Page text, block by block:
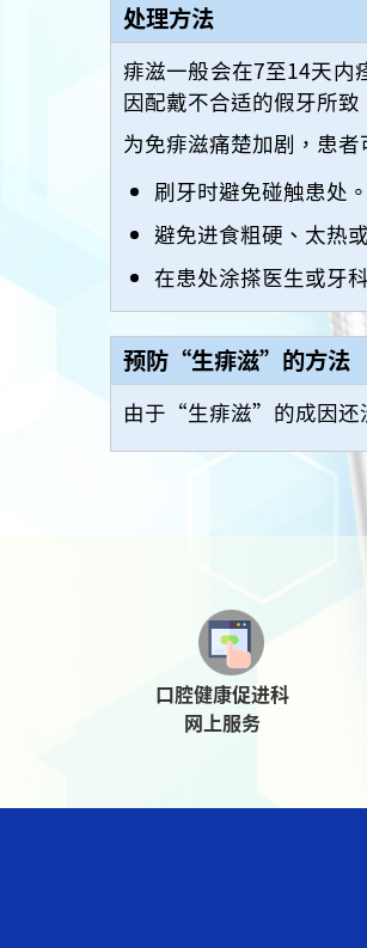
处理方法
痱滋一般会在7至14天内
因配戴不合适的假牙所
为免痱滋痛楚加剧，患者
刷牙时避免碰触患处。
避免进食粗硬、太热
在患处涂搽医生或牙
预防“生痱滋”的方法
由于“生痱滋”的成因还
口腔健康促进科
网上服务